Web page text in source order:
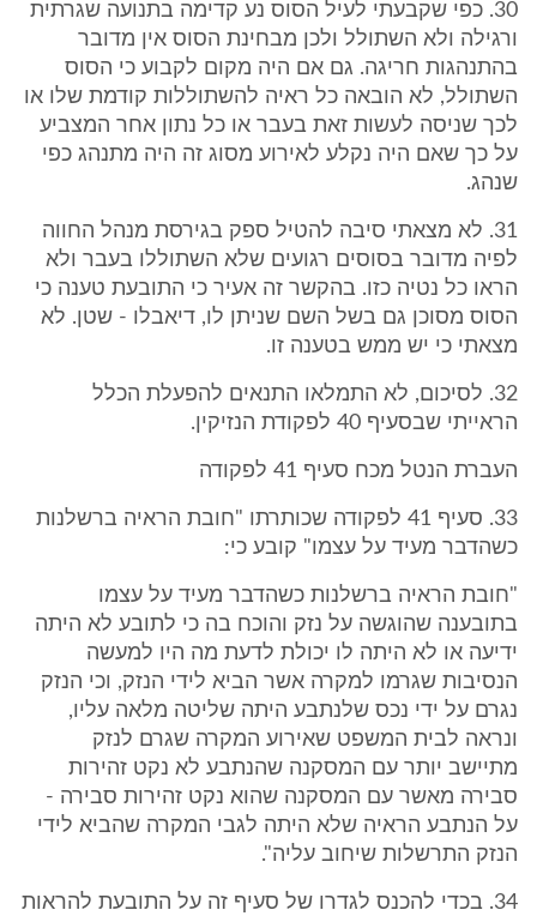
30. כפי שקבעתי לעיל הסוס נע קדימה בתנועה שגרתית
ורגילה ולא השתולל ולכן מבחינת הסוס אין מדובר
בהתנהגות חריגה. גם אם היה מקום לקבוע כי הסוס
השתולל, לא הובאה כל ראיה להשתוללות קודמת שלו או
לכך שניסה לעשות זאת בעבר או כל נתון אחר המצביע
על כך שאם היה נקלע לאירוע מסוג זה היה מתנהג כפי
שנהג.
31. לא מצאתי סיבה להטיל ספק בגירסת מנהל החווה
לפיה מדובר בסוסים רגועים שלא השתוללו בעבר ולא
הראו כל נטיה כזו. בהקשר זה אעיר כי התובעת טענה כי
הסוס מסוכן גם בשל השם שניתן לו, דיאבלו - שטן. לא
מצאתי כי יש ממש בטענה זו.
32. לסיכום, לא התמלאו התנאים להפעלת הכלל
הראייתי שבסעיף 40 לפקודת הנזיקין.
העברת הנטל מכח סעיף 41 לפקודה
33. סעיף 41 לפקודה שכותרתו "חובת הראיה ברשלנות
כשהדבר מעיד על עצמו" קובע כי:
"חובת הראיה ברשלנות כשהדבר מעיד על עצמו
בתובענה שהוגשה על נזק והוכח בה כי לתובע לא היתה
ידיעה או לא היתה לו יכולת לדעת מה היו למעשה
הנסיבות שגרמו למקרה אשר הביא לידי הנזק, וכי הנזק
נגרם על ידי נכס שלנתבע היתה שליטה מלאה עליו,
ונראה לבית המשפט שאירוע המקרה שגרם לנזק
מתיישב יותר עם המסקנה שהנתבע לא נקט זהירות
סבירה מאשר עם המסקנה שהוא נקט זהירות סבירה -
על הנתבע הראיה שלא היתה לגבי המקרה שהביא לידי
הנזק התרשלות שיחוב עליה".
34. בכדי להכנס לגדרו של סעיף זה על התובעת להראות